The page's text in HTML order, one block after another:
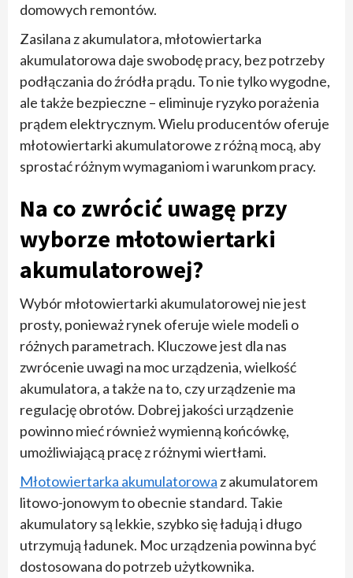
domowych remontów.
Zasilana z akumulatora, młotowiertarka
akumulatorowa daje swobodę pracy, bez potrzeby
podłączania do źródła prądu. To nie tylko wygodne,
ale także bezpieczne – eliminuje ryzyko porażenia
prądem elektrycznym. Wielu producentów oferuje
młotowiertarki akumulatorowe z różną mocą, aby
sprostać różnym wymaganiom i warunkom pracy.
Na co zwrócić uwagę przy
wyborze młotowiertarki
akumulatorowej?
Wybór młotowiertarki akumulatorowej nie jest
prosty, ponieważ rynek oferuje wiele modeli o
różnych parametrach. Kluczowe jest dla nas
zwrócenie uwagi na moc urządzenia, wielkość
akumulatora, a także na to, czy urządzenie ma
regulację obrotów. Dobrej jakości urządzenie
powinno mieć również wymienną końcówkę,
umożliwiającą pracę z różnymi wiertłami.
Młotowiertarka akumulatorowa z akumulatorem
litowo-jonowym to obecnie standard. Takie
akumulatory są lekkie, szybko się ładują i długo
utrzymują ładunek. Moc urządzenia powinna być
dostosowana do potrzeb użytkownika.